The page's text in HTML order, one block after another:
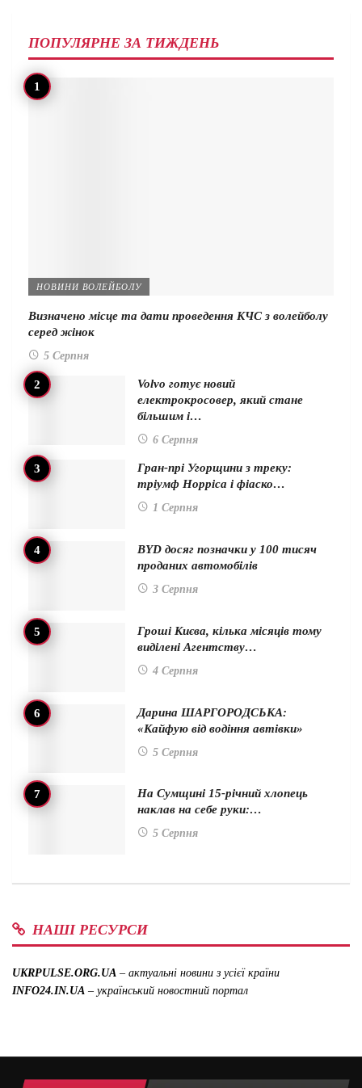
ПОПУЛЯРНЕ ЗА ТИЖДЕНЬ
НОВИНИ ВОЛЕЙБОЛУ
Визначено місце та дати проведення КЧС з волейболу
серед жінок
5 Серпня
Volvo готує новий
електрокросовер, який стане
більшим і…
6 Серпня
Гран-прі Угорщини з треку:
тріумф Норріса і фіаско…
1 Серпня
BYD досяг позначки у 100 тисяч
проданих автомобілів
3 Серпня
Гроші Києва, кілька місяців тому
виділені Агентству…
4 Серпня
Дарина ШАРГОРОДСЬКА:
«Кайфую від водіння автівки»
5 Серпня
На Сумщині 15-річний хлопець
наклав на себе руки:…
5 Серпня
НАШІ РЕСУРСИ
UKRPULSE.ORG.UA – актуальні новини з усієї країни
INFO24.IN.UA – український новостний портал